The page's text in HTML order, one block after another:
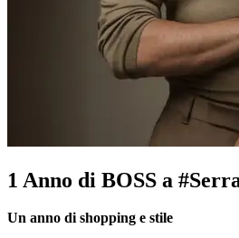
1 Anno di BOSS a
Un anno di shopping e stile